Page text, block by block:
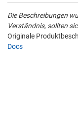
Die Beschreibungen
Verständnis, sollten
Originale
Docs